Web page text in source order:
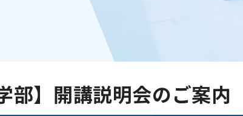
部】開講説明会のご案内